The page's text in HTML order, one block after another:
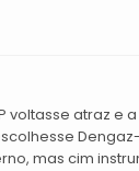
voltasse atraz e a
mas cim